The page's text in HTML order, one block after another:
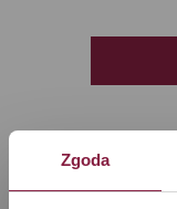
Zgoda